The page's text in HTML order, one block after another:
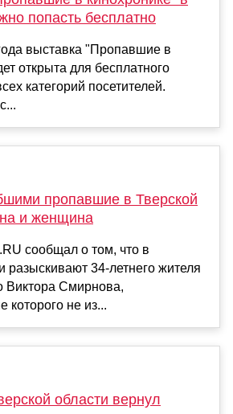
попасть бесплатно
выставка "Пропавшие в
открыта для бесплатного
категорий посетителей.
пропавшие в Тверской
и женщина
сообщал о том, что в
разыскивают 34-летнего жителя
Виктора Смирнова,
которого не из...
области вернул